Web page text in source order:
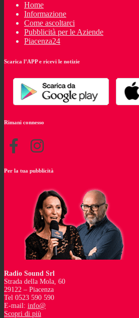
Home
Informazione
Come ascoltarci
Pubblicità per le Aziende
Piacenza24
Scarica l’APP e ricevi le notizie
Rimani connesso
Per la tua pubblicità
Radio Sound Srl
Strada della Mola, 60
29122 – Piacenza
Tel 0523 590 590
E-mail: info@
Scopri di più